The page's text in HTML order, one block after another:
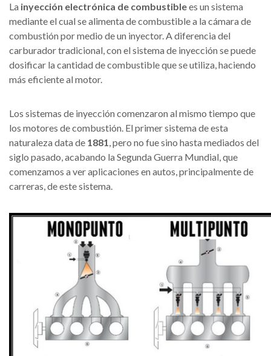
La inyección electrónica de combustiblees un sistema
mediante el cual se alimenta de combustible a la cámara de
combustión por medio de un inyector. A diferencia del
carburador tradicional, con el sistema de inyección se puede
dosificar la cantidad de combustible que se utiliza, haciendo
más eficiente al motor.
Los sistemas de inyección comenzaron al mismo tiempo que
los motores de combustión. El primer sistema de esta
naturaleza data de 1881, pero no fue sino hasta mediados del
siglo pasado, acabando la Segunda Guerra Mundial, que
comenzamos a ver aplicaciones en autos, principalmente de
carreras, de este sistema.